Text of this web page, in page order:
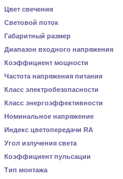
Цвет свечения
Световой поток
Габаритный размер
Диапазон входного напряжения
Коэффициент мощности
Частота напряжения питания
Класс электробезопасности
Класс энергоэффективности
Номинальное напряжение
Индекс цветопередачи RA
Угол излучения света
Коэффициент пульсации
Тип монтажа